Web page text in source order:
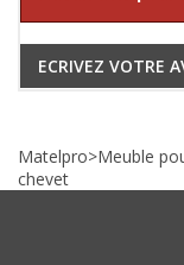
ECRIVEZ VOTRE
Matelpro>Meuble
chevet